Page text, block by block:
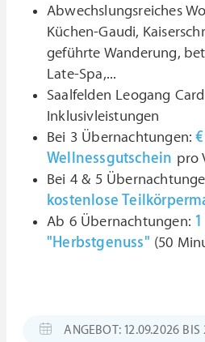
Abwechslungsreiches
Küchen-Gaudi,
geführte Wanderung,
Late-Spa,...
Saalfelden Leogang
Inklusivleistungen
Bei 3 Übernachtungen:
Wellnessgutschein pro
Bei 4 & 5
kostenlose
Ab 6 Übernachtungen:
"Herbstgenuss" (50
ANGEBOT: 12.09.2026 BIS